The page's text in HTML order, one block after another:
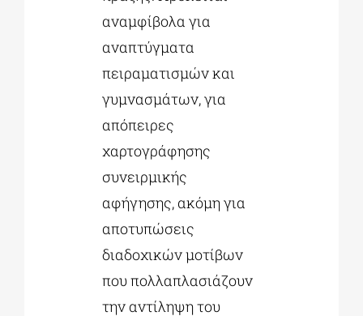
αναμφίβολα για
αναπτύγματα
πειραματισμών και
γυμνασμάτων, για
απόπειρες
χαρτογράφησης
συνειρμικής
αφήγησης, ακόμη για
αποτυπώσεις
διαδοχικών μοτίβων
που πολλαπλασιάζουν
την αντίληψη του